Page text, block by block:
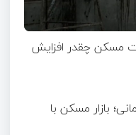
مسکن چقدر افزایش
بازار مسکن با